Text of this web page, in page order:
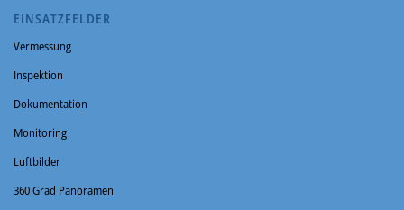
EINSATZFELDER
Vermessung
Inspektion
Dokumentation
Monitoring
Luftbilder
360 Grad Panoramen